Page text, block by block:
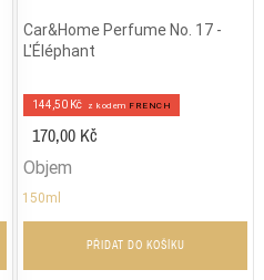
Car&Home Perfume No. 17 -
L'Éléphant
144,50 Kč z kodem FRENCH
170,00 Kč
Objem
150ml
PŘIDAT DO KOŠÍKU